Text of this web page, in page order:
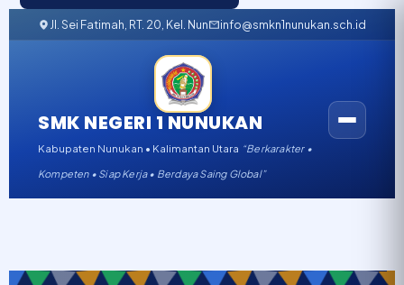
Jl. Sei Fatimah, RT. 20, Kel. Nunukan Barat, Kabupaten Nunukan,
info@smkn1nunukan.sch.id
SMK NEGERI 1 NUNUKAN
Kabupaten Nunukan • Kalimantan Utara “Berkarakter •
Kompeten • Siap Kerja • Berdaya Saing Global”